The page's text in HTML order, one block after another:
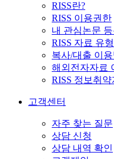
RISS란?
RISS 이용권한
내 관심논문
RISS 자료 유
복사/대출 이
해외전자자료
RISS 정보취
고객센터
자주 찾는 질문
상담 신청
상담 내역 확인